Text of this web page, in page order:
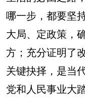
哪一步，都要坚
大局、定政策，
方；充分证明了
关键抉择，是当
党和人民事业大